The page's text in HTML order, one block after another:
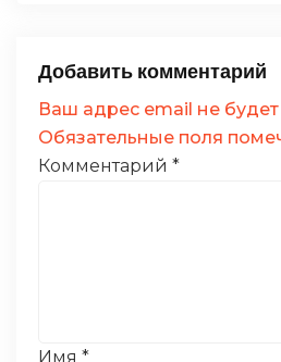
Добавить комментарий
Ваш адрес email не
Обязательные поля
Комментарий *
Имя *